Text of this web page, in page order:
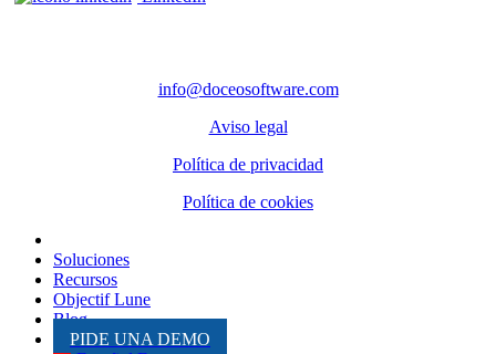
info@doceosoftware.com
Aviso legal
Política de privacidad
Política de cookies
Soluciones
Recursos
Objectif Lune
Blog
PIDE UNA DEMO